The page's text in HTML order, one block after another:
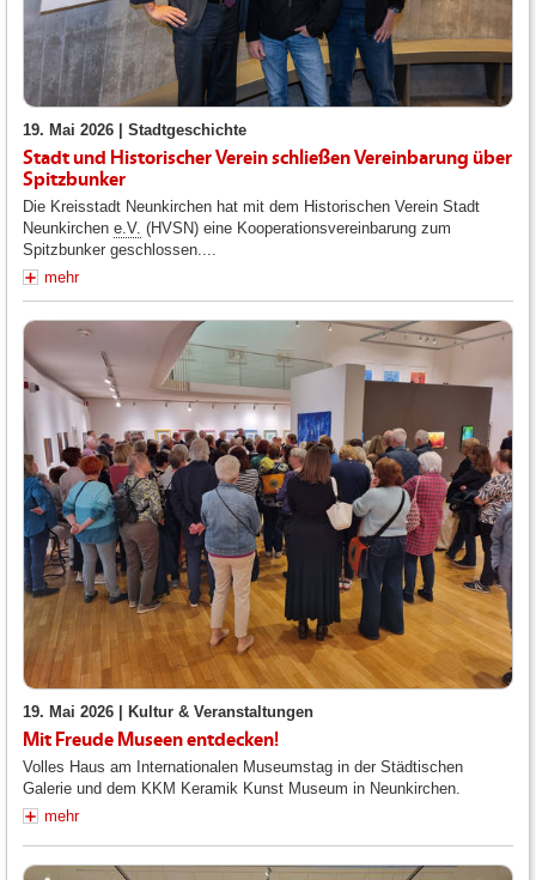
19. Mai 2026 | Stadtgeschichte
Stadt und Historischer Verein schließen Vereinbarung über
Spitzbunker
Die Kreisstadt Neunkirchen hat mit dem Historischen Verein Stadt
Neunkirchen e.V. (HVSN) eine Kooperationsvereinbarung zum
Spitzbunker geschlossen....
mehr
19. Mai 2026 | Kultur & Veranstaltungen
Mit Freude Museen entdecken!
Volles Haus am Internationalen Museumstag in der Städtischen
Galerie und dem KKM Keramik Kunst Museum in Neunkirchen.
mehr